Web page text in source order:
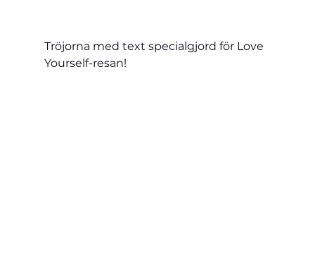
Tröjorna med text specialgjord för Love
Yourself-resan!